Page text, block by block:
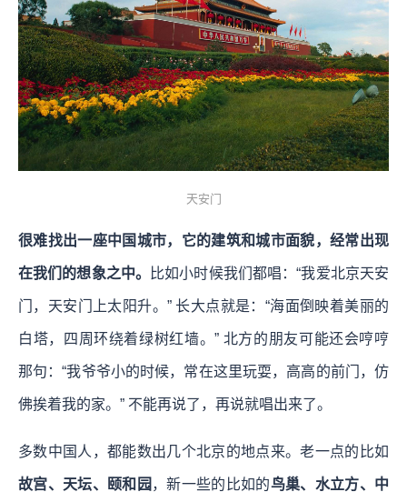
天安门
很难找出一座中国城市，它的建筑和城市面貌，经常出现
在我们的想象之中。 比如小时候我们都唱：“我爱北京天安
门，天安门上太阳升。” 长大点就是：“海面倒映着美丽的
白塔，四周环绕着绿树红墙。” 北方的朋友可能还会哼哼
那句：“我爷爷小的时候，常在这里玩耍，高高的前门，仿
佛挨着我的家。” 不能再说了，再说就唱出来了。
多数中国人，都能数出几个北京的地点来。老一点的比如
故宫、天坛、颐和园 ，新一些的比如的鸟巢、水立方、中